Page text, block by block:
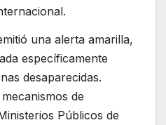
una alerta amarilla,
específicamente
desaparecidas.
de
Públicos de